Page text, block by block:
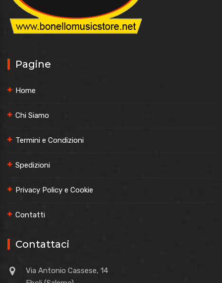
Pagine
Home
Chi Siamo
Termini e Condizioni
Spedizioni
Privacy Policy e Cookie
Contatti
Contattaci
Via Antonio Cassese, 14